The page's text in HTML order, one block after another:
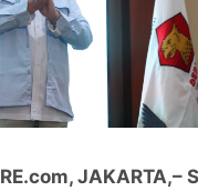
JAKARTA,– S